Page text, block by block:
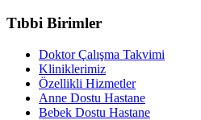
Tıbbi Birimler
Doktor Çalışma Takvimi
Kliniklerimiz
Özellikli Hizmetler
Anne Dostu Hastane
Bebek Dostu Hastane